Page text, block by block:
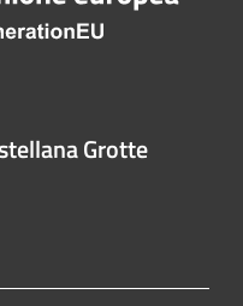
Grotte